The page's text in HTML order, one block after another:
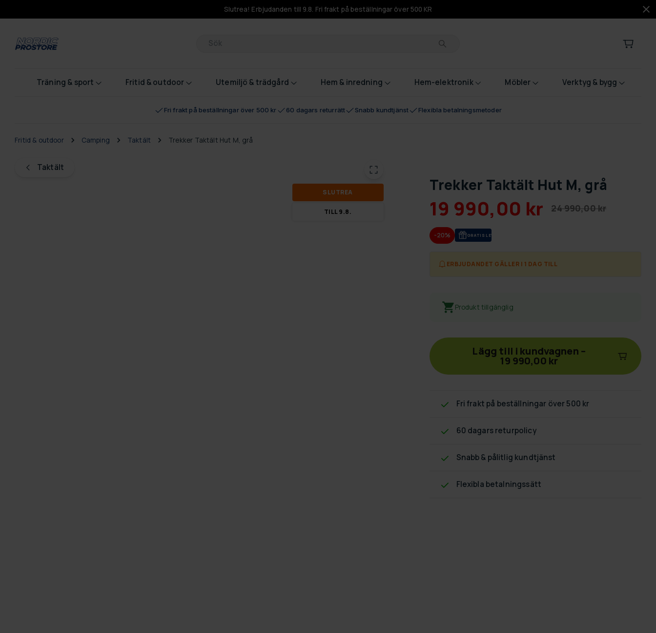
Slutrea! Erbjudanden till 9.8. Fri frakt på beställningar över 500 KR
Produkter
Träning & sport Fritid & outdoor Utemiljö & trädgård Hem & inredning Hem-elektronik Möbler Verktyg & bygg
Fri frakt på beställningar över 500 kr 60 dagars returrätt Snabb kundtjänst Flexibla betalningsmetoder
Taktält
Fritid & outdoor Camping Taktält Trekker Taktält Hut M, grå
SLUT­REA
TILL 9.8.
Trekker Taktält Hut M, grå
19 990,00 kr 24 990,00 kr
-20% GRA­TIS LE­VE­RANS
ERBJUDANDET GÄLLER I 1 DAG TILL
Produkt tillgänglig
Lägg till i kundvagnen –
19 990,00 kr
Fri frakt på beställningar över 500 kr
60 dagars returpolicy
Snabb & pålitlig kundtjänst
Flexibla betalningssätt